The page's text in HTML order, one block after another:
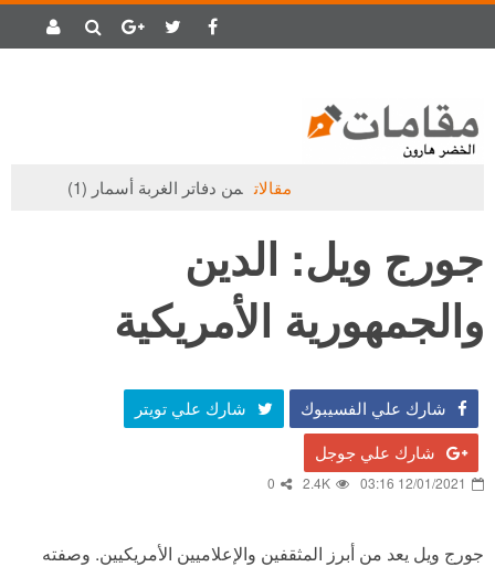
مقالات من دفاتر الغربة أسمار (1)
جورج ويل: الدين
والجمهورية الأمريكية
شارك علي الفسيبوك شارك علي تويتر
شارك علي جوجل
12/01/2021 03:16
2.4K
0
جورج ويل يعد من أبرز المثقفين والإعلاميين الأمريكيين. وصفته